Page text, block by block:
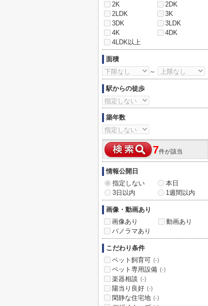
2K
2DK
2LDK
3K
3DK
3LDK
4K
4DK
4LDK以上
面積
～
駅からの徒歩
築年数
7件が該当
情報公開日
指定しない
本日
3日以内
1週間以内
画像・動画あり
画像あり
動画あり
パノラマあり
こだわり条件
ペット飼育可 (-)
ペット専用設備 (-)
楽器相談 (-)
陽当り良好 (-)
閑静な住宅地 (-)